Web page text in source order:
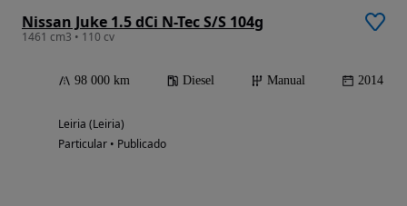
Nissan Juke 1.5 dCi N-Tec S/S 104g
1461 cm3 • 110 cv
98 000 km Diesel Manual 2014
Leiria (Leiria)
Particular • Publicado